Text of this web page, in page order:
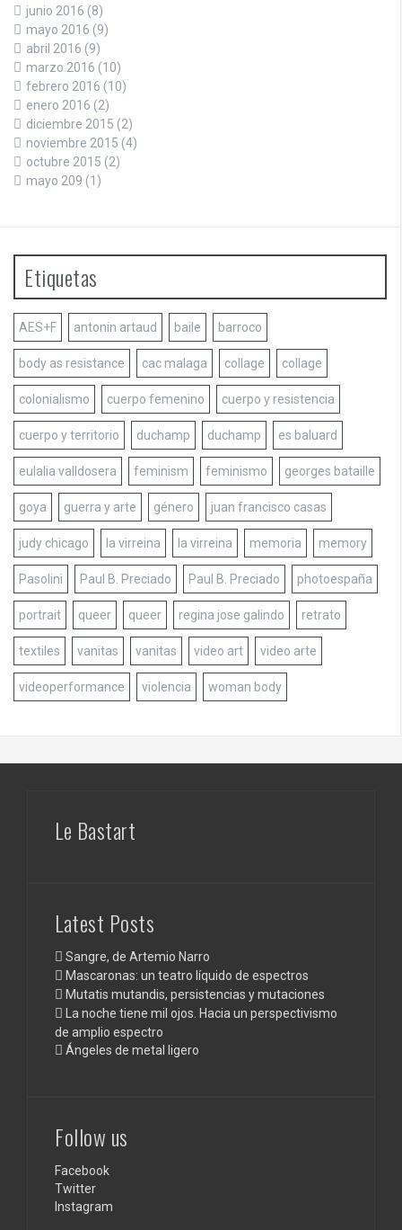
junio 2016 (8)
mayo 2016 (9)
abril 2016 (9)
marzo 2016 (10)
febrero 2016 (10)
enero 2016 (2)
diciembre 2015 (2)
noviembre 2015 (4)
octubre 2015 (2)
mayo 209 (1)
Etiquetas
AES+F antonin artaud baile barroco
body as resistance cac malaga collage collage
colonialismo cuerpo femenino cuerpo y resistencia
cuerpo y territorio duchamp duchamp es baluard
eulalia valldosera feminism feminismo georges bataille
goya guerra y arte género juan francisco casas
judy chicago la virreina la virreina memoria memory
Pasolini Paul B. Preciado Paul B. Preciado photoespaña
portrait queer queer regina jose galindo retrato
textiles vanitas vanitas video art video arte
videoperformance violencia woman body
Le Bastart
Latest Posts
Sangre, de Artemio Narro
Mascaronas: un teatro líquido de espectros
Mutatis mutandis, persistencias y mutaciones
La noche tiene mil ojos. Hacia un perspectivismo
de amplio espectro
Ángeles de metal ligero
Follow us
Facebook
Twitter
Instagram